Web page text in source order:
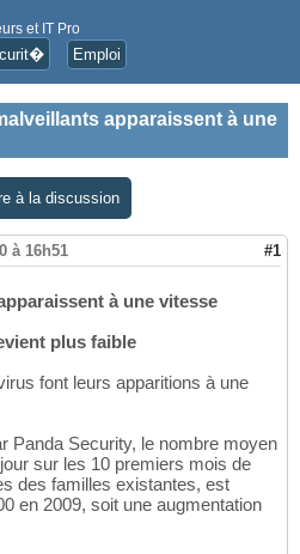
et IT Pro
Emploi
apparaissent à une
à la discussion
à 16h51 #1
à une vitesse
plus faible
font leurs apparitions à une
Panda Security, le nombre moyen
sur les 10 premiers mois de
des familles existantes, est
en 2009, soit une augmentation